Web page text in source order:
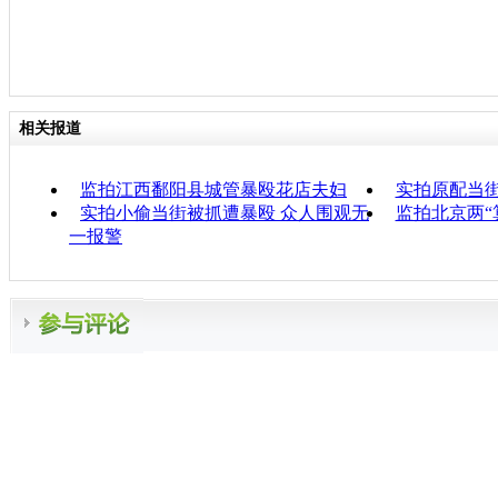
相关报道
监拍江西鄱阳县城管暴殴花店夫妇
实拍原配当
实拍小偷当街被抓遭暴殴 众人围观无
一报警
监拍北京两